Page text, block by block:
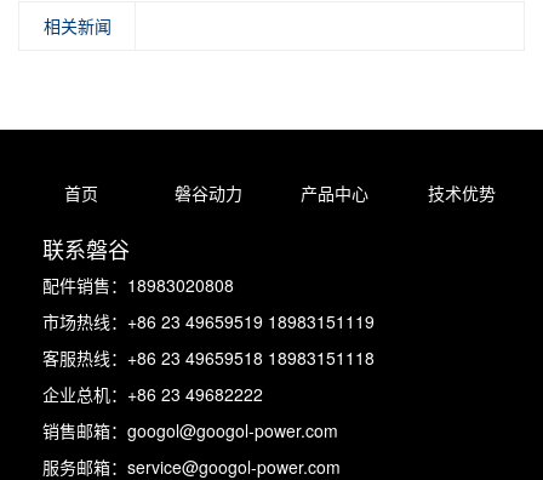
相关新闻
首页 磐谷动力 产品中心 技术优势
联系磐谷
配件销售：18983020808
市场热线：+86 23 49659519 18983151119
客服热线：+86 23 49659518 18983151118
企业总机：+86 23 49682222
销售邮箱：googol@googol-power.com
服务邮箱：service@googol-power.com